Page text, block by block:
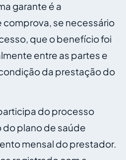
garante é a
se necessário
que o benefício foi
entre as partes e
da prestação do
do processo
plano de saúde
mensal do prestador.